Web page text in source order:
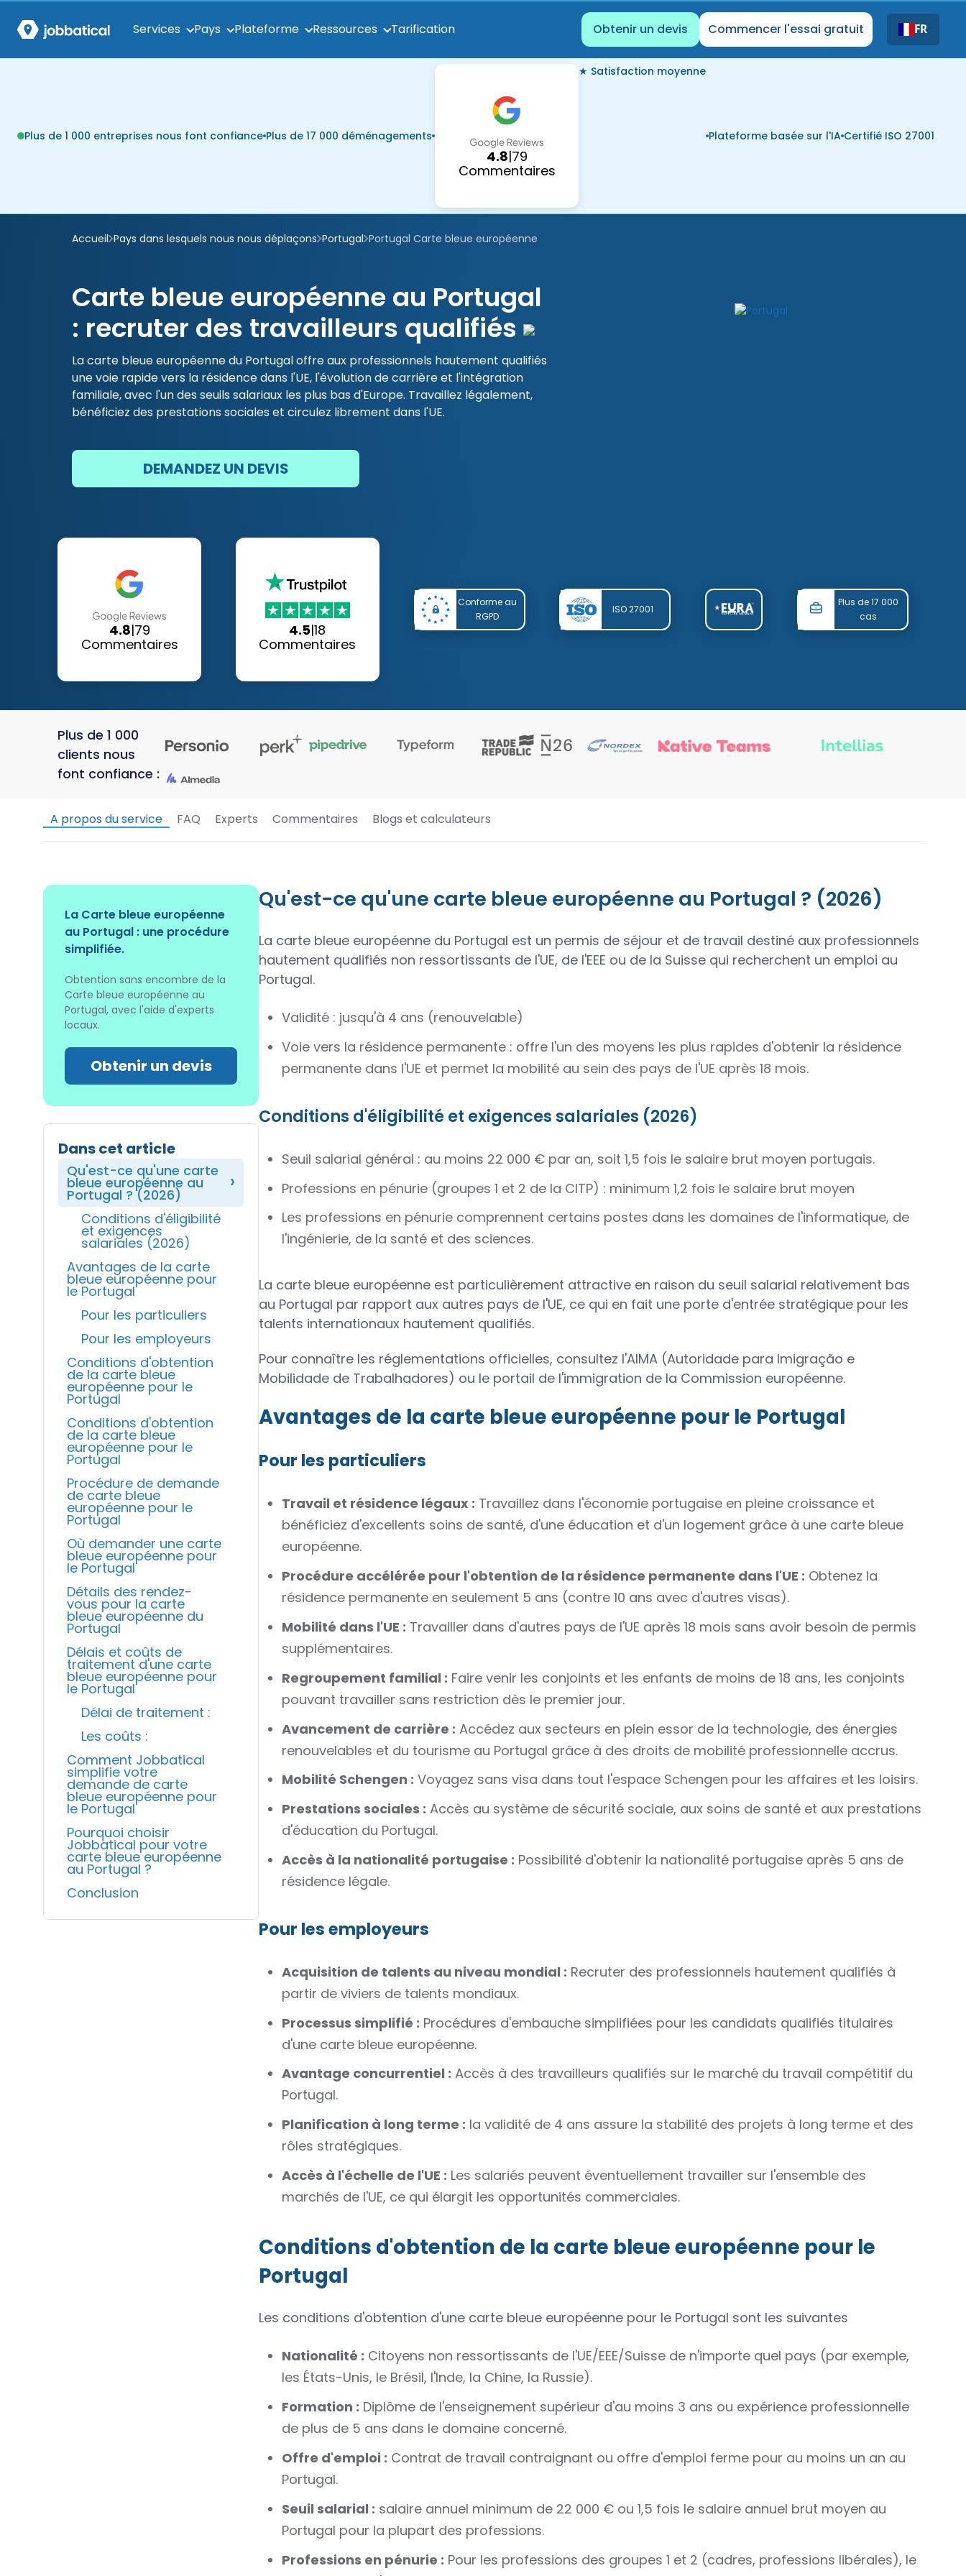
Services Pays Plateforme Ressources Tarification Obtenir un devis Commencer l'essai gratuit FR
Plus de 1 000 entreprises nous font confiance Plus de 17 000 déménagements
4.8|79
Commentaires
★ Satisfaction moyenne
Plateforme basée sur l'IA Certifié ISO 27001
Accueil Pays dans lesquels nous nous déplaçons Portugal Portugal Carte bleue européenne
Carte bleue européenne au Portugal
: recruter des travailleurs qualifiés
La carte bleue européenne du Portugal offre aux professionnels hautement qualifiés
une voie rapide vers la résidence dans l'UE, l'évolution de carrière et l'intégration
familiale, avec l'un des seuils salariaux les plus bas d'Europe. Travaillez légalement,
bénéficiez des prestations sociales et circulez librement dans l'UE.
DEMANDEZ UN DEVIS
4.8|79
Commentaires
4.5|18
Commentaires
Conforme au
RGPD
ISO 27001
Plus de 17 000
cas
Plus de 1 000
clients nous
font confiance :
A propos du service FAQ Experts Commentaires Blogs et calculateurs
La Carte bleue européenne
au Portugal : une procédure
simplifiée.
Obtention sans encombre de la
Carte bleue européenne au
Portugal, avec l'aide d'experts
locaux.
Obtenir un devis
Dans cet article
Qu'est-ce qu'une carte
bleue européenne au
Portugal ? (2026)
Conditions d'éligibilité
et exigences
salariales (2026)
Avantages de la carte
bleue européenne pour
le Portugal
Pour les particuliers
Pour les employeurs
Conditions d'obtention
de la carte bleue
européenne pour le
Portugal
Conditions d'obtention
de la carte bleue
européenne pour le
Portugal
Procédure de demande
de carte bleue
européenne pour le
Portugal
Où demander une carte
bleue européenne pour
le Portugal
Détails des rendez-
vous pour la carte
bleue européenne du
Portugal
Délais et coûts de
traitement d'une carte
bleue européenne pour
le Portugal
Délai de traitement :
Les coûts :
Comment Jobbatical
simplifie votre
demande de carte
bleue européenne pour
le Portugal
Pourquoi choisir
Jobbatical pour votre
carte bleue européenne
au Portugal ?
Conclusion
Qu'est-ce qu'une carte bleue européenne au Portugal ? (2026)
La carte bleue européenne du Portugal est un permis de séjour et de travail destiné aux professionnels
hautement qualifiés non ressortissants de l'UE, de l'EEE ou de la Suisse qui recherchent un emploi au
Portugal.
Validité : jusqu'à 4 ans (renouvelable)
Voie vers la résidence permanente : offre l'un des moyens les plus rapides d'obtenir la résidence
permanente dans l'UE et permet la mobilité au sein des pays de l'UE après 18 mois.
Conditions d'éligibilité et exigences salariales (2026)
Seuil salarial général : au moins 22 000 € par an, soit 1,5 fois le salaire brut moyen portugais.
Professions en pénurie (groupes 1 et 2 de la CITP) : minimum 1,2 fois le salaire brut moyen
Les professions en pénurie comprennent certains postes dans les domaines de l'informatique, de
l'ingénierie, de la santé et des sciences.
La carte bleue européenne est particulièrement attractive en raison du seuil salarial relativement bas
au Portugal par rapport aux autres pays de l'UE, ce qui en fait une porte d'entrée stratégique pour les
talents internationaux hautement qualifiés.
Pour connaître les réglementations officielles, consultez l'AIMA (Autoridade para Imigração e
Mobilidade de Trabalhadores) ou le portail de l'immigration de la Commission européenne.
Avantages de la carte bleue européenne pour le Portugal
Pour les particuliers
Travail et résidence légaux : Travaillez dans l'économie portugaise en pleine croissance et
bénéficiez d'excellents soins de santé, d'une éducation et d'un logement grâce à une carte bleue
européenne.
Procédure accélérée pour l'obtention de la résidence permanente dans l'UE : Obtenez la
résidence permanente en seulement 5 ans (contre 10 ans avec d'autres visas).
Mobilité dans l'UE : Travailler dans d'autres pays de l'UE après 18 mois sans avoir besoin de permis
supplémentaires.
Regroupement familial : Faire venir les conjoints et les enfants de moins de 18 ans, les conjoints
pouvant travailler sans restriction dès le premier jour.
Avancement de carrière : Accédez aux secteurs en plein essor de la technologie, des énergies
renouvelables et du tourisme au Portugal grâce à des droits de mobilité professionnelle accrus.
Mobilité Schengen : Voyagez sans visa dans tout l'espace Schengen pour les affaires et les loisirs.
Prestations sociales : Accès au système de sécurité sociale, aux soins de santé et aux prestations
d'éducation du Portugal.
Accès à la nationalité portugaise : Possibilité d'obtenir la nationalité portugaise après 5 ans de
résidence légale.
Pour les employeurs
Acquisition de talents au niveau mondial : Recruter des professionnels hautement qualifiés à
partir de viviers de talents mondiaux.
Processus simplifié : Procédures d'embauche simplifiées pour les candidats qualifiés titulaires
d'une carte bleue européenne.
Avantage concurrentiel : Accès à des travailleurs qualifiés sur le marché du travail compétitif du
Portugal.
Planification à long terme : la validité de 4 ans assure la stabilité des projets à long terme et des
rôles stratégiques.
Accès à l'échelle de l'UE : Les salariés peuvent éventuellement travailler sur l'ensemble des
marchés de l'UE, ce qui élargit les opportunités commerciales.
Conditions d'obtention de la carte bleue européenne pour le
Portugal
Les conditions d'obtention d'une carte bleue européenne pour le Portugal sont les suivantes
Nationalité : Citoyens non ressortissants de l'UE/EEE/Suisse de n'importe quel pays (par exemple,
les États-Unis, le Brésil, l'Inde, la Chine, la Russie).
Formation : Diplôme de l'enseignement supérieur d'au moins 3 ans ou expérience professionnelle
de plus de 5 ans dans le domaine concerné.
Offre d'emploi : Contrat de travail contraignant ou offre d'emploi ferme pour au moins un an au
Portugal.
Seuil salarial : salaire annuel minimum de 22 000 € ou 1,5 fois le salaire annuel brut moyen au
Portugal pour la plupart des professions.
Professions en pénurie : Pour les professions des groupes 1 et 2 (cadres, professions libérales), le